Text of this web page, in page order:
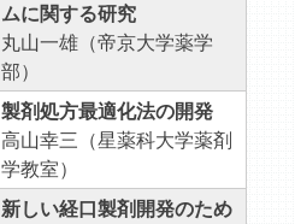
ムに関する研究
丸山一雄（帝京大学薬学
部）
製剤処方最適化法の開発
高山幸三（星薬科大学薬剤
学教室）
新しい経口製剤開発のため